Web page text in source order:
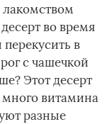
во время
в
с чашечкой
Этот десерт
много витамина
разные